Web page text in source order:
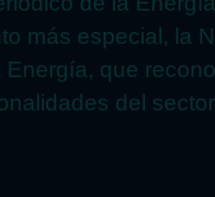
más especial, la
Energía, que
del